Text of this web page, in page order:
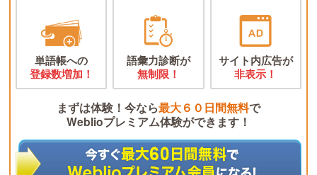
単語帳への
登録数増加！
語彙力診断が
無制限！
サイト内広告が
非表示！
まずは体験！今なら最大６０日間無料で
Weblioプレミアム体験ができます！